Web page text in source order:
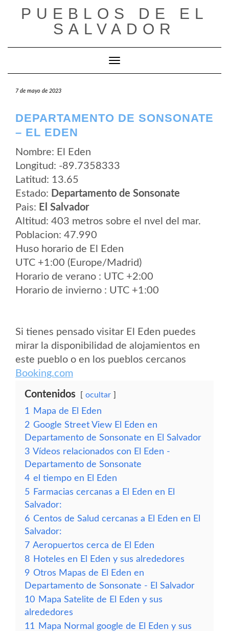
PUEBLOS DE EL
SALVADOR
Cambiar modo de navegación
7 de mayo de 2023
DEPARTAMENTO DE SONSONATE
– EL EDEN
Nombre: El Eden
Longitud: -89.7358333
Latitud: 13.65
Estado: Departamento de Sonsonate
Pais: El Salvador
Altitud: 403 metros sobre el nvel del mar.
Poblacion: 47.990
Huso horario de El Eden
UTC +1:00 (Europe/Madrid)
Horario de verano : UTC +2:00
Horario de invierno : UTC +1:00
Si tienes pensado visitar El Eden puedes
mirar la disponibilidad de alojamientos en
este pueblo o en los pueblos cercanos
Booking.com
Contenidos ocultar
1
Mapa de El Eden
2 Google Street View El Eden en
Departamento de Sonsonate en El Salvador
3 Vídeos relacionados con El Eden -
Departamento de Sonsonate
4 el tiempo en El Eden
5 Farmacias cercanas a El Eden en El
Salvador:
6 Centos de Salud cercanas a El Eden en El
Salvador:
7 Aeropuertos cerca de El Eden
8 Hoteles en El Eden y sus alrededores
9 Otros Mapas de El Eden en
Departamento de Sonsonate - El Salvador
10 Mapa Satelite de El Eden y sus
alrededores
11
Mapa Normal google de El Eden y sus